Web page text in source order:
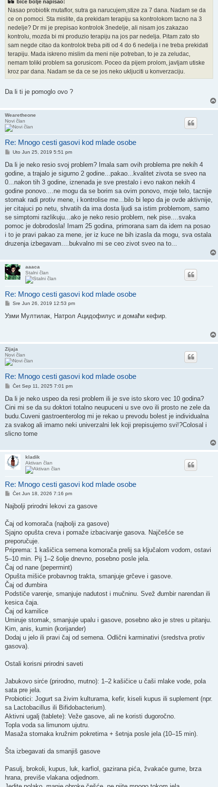
bice bolje napisao:
Nasao probiotik mutaflor, sutra ga narucujem,stize za 7 dana. Nadam se da
ce on pomoci. Sta mislite, da prekidam terapiju sa kontrolokom tacno na 3
nedelje? Dr mi je prepisao kontrolok 3nedelje, ali nisam jos zakazao
kontrolu, mozda bi mi produzio terapiju na jos par nedelja. Pitam zato sto
sam negde citao da kontrolok treba piti od 4 do 6 nedelja i ne treba prekidati
terapiju. Mada iskreno mislim da meni nije potreban, to je za zeludac,
nemam toliki problem sa gorusicom. Poceo da pijem prolom, javljam utiske
kroz par dana. Nadam se da ce se jos neko ukljuciti u konverzaciju.
Da li ti je pomoglo ovo ?
Wearetheone
Novi član
Re: Mnogo cesti gasovi kod mlade osobe
Post
Uto Jun 25, 2019 5:51 pm
Da li je neko resio svoj problem? Imala sam ovih problema pre nekih 4
godine, a trajalo je sigurno 2 godine...pakao...kvalitet zivota se sveo na
0...nakon tih 3 godine, iznenada je sve prestalo i evo nakon nekih 4
godine ponovo....ne mogu da se borim sa ovim ponovo, moje telo, tacnije
stomak radi protiv mene, i kontrolise me...bilo bi lepo da je ovde aktivnije,
jer citajuci po netu, shvatih da ima dosta ljudi sa istim problemom, samo
se simptomi razlikuju...ako je neko resio problem, nek pise....svaka
pomoc je dobrodosla! Imam 25 godina, primorana sam da idem na posao
i to je pravi pakao za mene, jer iz kuce ne bih izasla da mogu, sva ostala
druzenja izbegavam....bukvalno mi se ceo zivot sveo na to...
aaaca
Stalni član
Re: Mnogo cesti gasovi kod mlade osobe
Post
Sre Jun 26, 2019 12:53 pm
Узми Мултилак, Натрол Ацидофилус и домаћи кефир.
Zijaja
Novi član
Re: Mnogo cesti gasovi kod mlade osobe
Post
Čet Sep 11, 2025 7:01 pm
Da li je neko uspeo da resi problem ili je sve isto skoro vec 10 godina?
Cini mi se da su doktori totalno neupuceni u sve ovo ili prosto ne zele da
budu.Cuveni gastroenterolog mi je rekao u prevodu bolest je individualna
za svakog ali imamo neki univerzalni lek koji prepisujemo svi!?Colosal i
slicno tome
kladik
Aktivan član
Re: Mnogo cesti gasovi kod mlade osobe
Post
Čet Jun 18, 2026 7:16 pm
Najbolji prirodni lekovi za gasove
Čaj od komorača (najbolji za gasove)
Sjajno opušta creva i pomaže izbacivanje gasova. Najčešće se
preporučuje.
Priprema: 1 kašičica semena komorača prelij sa ključalom vodom, ostavi
5–10 min. Pij 1–2 šolje dnevno, posebno posle jela.
Čaj od nane (pepermint)
Opušta mišiće probavnog trakta, smanjuje grčeve i gasove.
Čaj od đumbira
Podstiče varenje, smanjuje nadutost i mučninu. Svež đumbir narendan ili
kesica čaja.
Čaj od kamilice
Umiruje stomak, smanjuje upalu i gasove, posebno ako je stres u pitanju.
Kim, anis, kumin (korijander)
Dodaj u jelo ili pravi čaj od semena. Odlični karminativi (sredstva protiv
gasova).
Ostali korisni prirodni saveti
Jabukovo sirće (prirodno, mutno): 1–2 kašičice u čaši mlake vode, pola
sata pre jela.
Probiotici: Jogurt sa živim kulturama, kefir, kiseli kupus ili suplement (npr.
sa Lactobacillus ili Bifidobacterium).
Aktivni ugalj (tablete): Veže gasove, ali ne koristi dugoročno.
Topla voda sa limunom ujutru.
Masaža stomaka kružnim pokretima + šetnja posle jela (10–15 min).
Šta izbegavati da smanjiš gasove
Pasulj, brokoli, kupus, luk, karfiol, gazirana pića, žvakaće gume, brza
hrana, previše vlakana odjednom.